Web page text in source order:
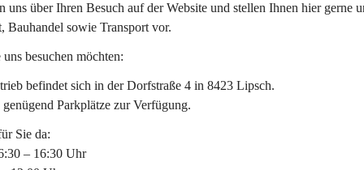
uns über Ihren Besuch auf der Website und stellen Ihnen hier gerne
Bauhandel sowie Transport vor.
besuchen möchten:
befindet sich in der Dorfstraße 4 in 8423 Lipsch.
genügend Parkplätze zur Verfügung.
Sie da:
– 16:30 Uhr